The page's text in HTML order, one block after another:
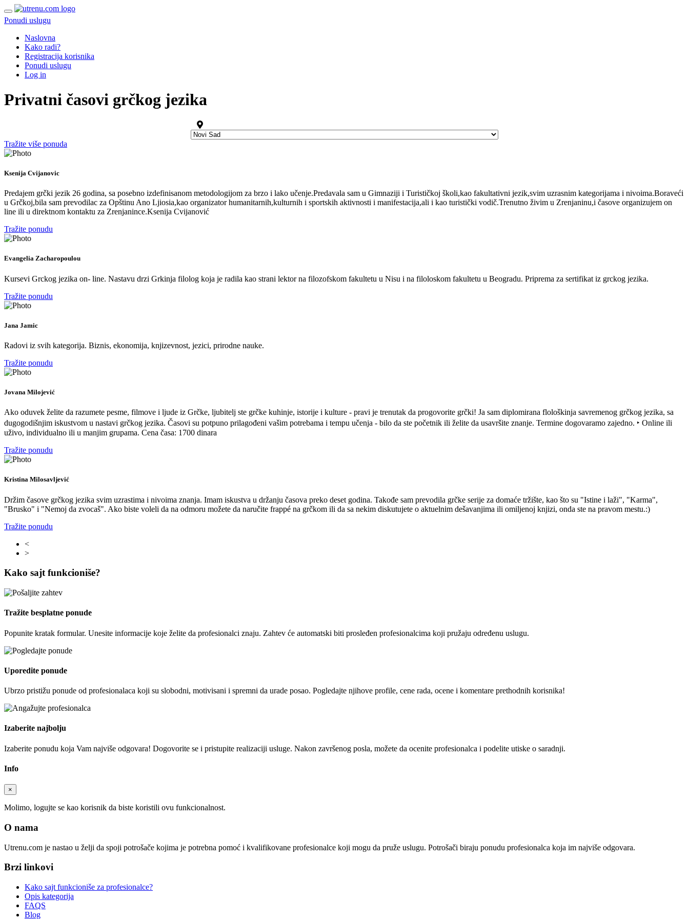
Ponudi uslugu
Naslovna
Kako radi?
Registracija korisnika
Ponudi uslugu
Log in
Privatni časovi grčkog jezika
Tražite više ponuda
Ksenija Cvijanovic
Predajem grčki jezik 26 godina, sa posebno izdefinisanom metodologijom za brzo i lako učenje.Predavala sam u Gimnaziji i Turističkoj školi,kao fakultativni jezik,svim uzrasnim kategorijama i nivoima.Boraveći
u Grčkoj,bila sam prevodilac za Opštinu Ano Ljiosia,kao organizator humanitarnih,kulturnih i sportskih aktivnosti i manifestacija,ali i kao turistički vodič.Trenutno živim u Zrenjaninu,i časove organizujem on
line ili u direktnom kontaktu za Zrenjanince.Ksenija Cvijanović
Tražite ponudu
Evangelia Zacharopoulou
Kursevi Grckog jezika on- line. Nastavu drzi Grkinja filolog koja je radila kao strani lektor na filozofskom fakultetu u Nisu i na filoloskom fakultetu u Beogradu. Priprema za sertifikat iz grckog jezika.
Tražite ponudu
Jana Jamic
Radovi iz svih kategorija. Biznis, ekonomija, knjizevnost, jezici, prirodne nauke.
Tražite ponudu
Jovana Milojević
Ako oduvek želite da razumete pesme, filmove i ljude iz Grčke, ljubitelj ste grčke kuhinje, istorije i kulture - pravi je trenutak da progovorite grčki! Ja sam diplomirana flološkinja savremenog grčkog jezika, sa
dugogodišnjim iskustvom u nastavi grčkog jezika. Časovi su potpuno prilagođeni vašim potrebama i tempu učenja - bilo da ste početnik ili želite da usavršite znanje. Termine dogovaramo zajedno. ‣ Online ili
uživo, individualno ili u manjim grupama. Cena časa: 1700 dinara
Tražite ponudu
Kristina Milosavljević
Držim časove grčkog jezika svim uzrastima i nivoima znanja. Imam iskustva u držanju časova preko deset godina. Takođe sam prevodila grčke serije za domaće tržište, kao što su "Istine i laži", "Karma",
"Brusko" i "Nemoj da zvocaš". Ako biste voleli da na odmoru možete da naručite frappé na grčkom ili da sa nekim diskutujete o aktuelnim dešavanjima ili omiljenoj knjizi, onda ste na pravom mestu.:)
Tražite ponudu
<
>
Kako sajt funkcioniše?
Tražite besplatne ponude
Popunite kratak formular. Unesite informacije koje želite da profesionalci znaju. Zahtev će automatski biti prosleđen profesionalcima koji pružaju određenu uslugu.
Uporedite ponude
Ubrzo pristižu ponude od profesionalaca koji su slobodni, motivisani i spremni da urade posao. Pogledajte njihove profile, cene rada, ocene i komentare prethodnih korisnika!
Izaberite najbolju
Izaberite ponudu koja Vam najviše odgovara! Dogovorite se i pristupite realizaciji usluge. Nakon završenog posla, možete da ocenite profesionalca i podelite utiske o saradnji.
Info
×
Molimo, logujte se kao korisnik da biste koristili ovu funkcionalnost.
O nama
Utrenu.com je nastao u želji da spoji potrošače kojima je potrebna pomoć i kvalifikovane profesionalce koji mogu da pruže uslugu. Potrošači biraju ponudu profesionalca koja im najviše odgovara.
Brzi linkovi
Kako sajt funkcioniše za profesionalce?
Opis kategorija
FAQS
Blog